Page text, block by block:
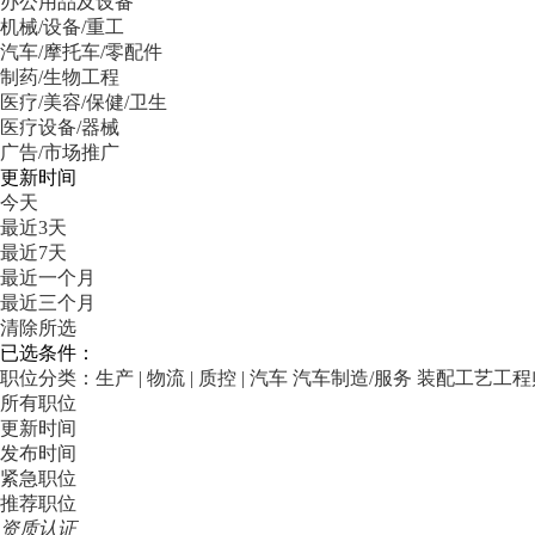
机械/设备/重工
汽车/摩托车/零配件
制药/生物工程
医疗/美容/保健/卫生
医疗设备/器械
广告/市场推广
更新时间
今天
最近3天
最近7天
最近一个月
最近三个月
清除所选
已选条件：
职位分类：生产 | 物流 | 质控 | 汽车 汽车制造/服务 装配工艺工程
所有职位
更新时间
发布时间
紧急职位
推荐职位
资质认证